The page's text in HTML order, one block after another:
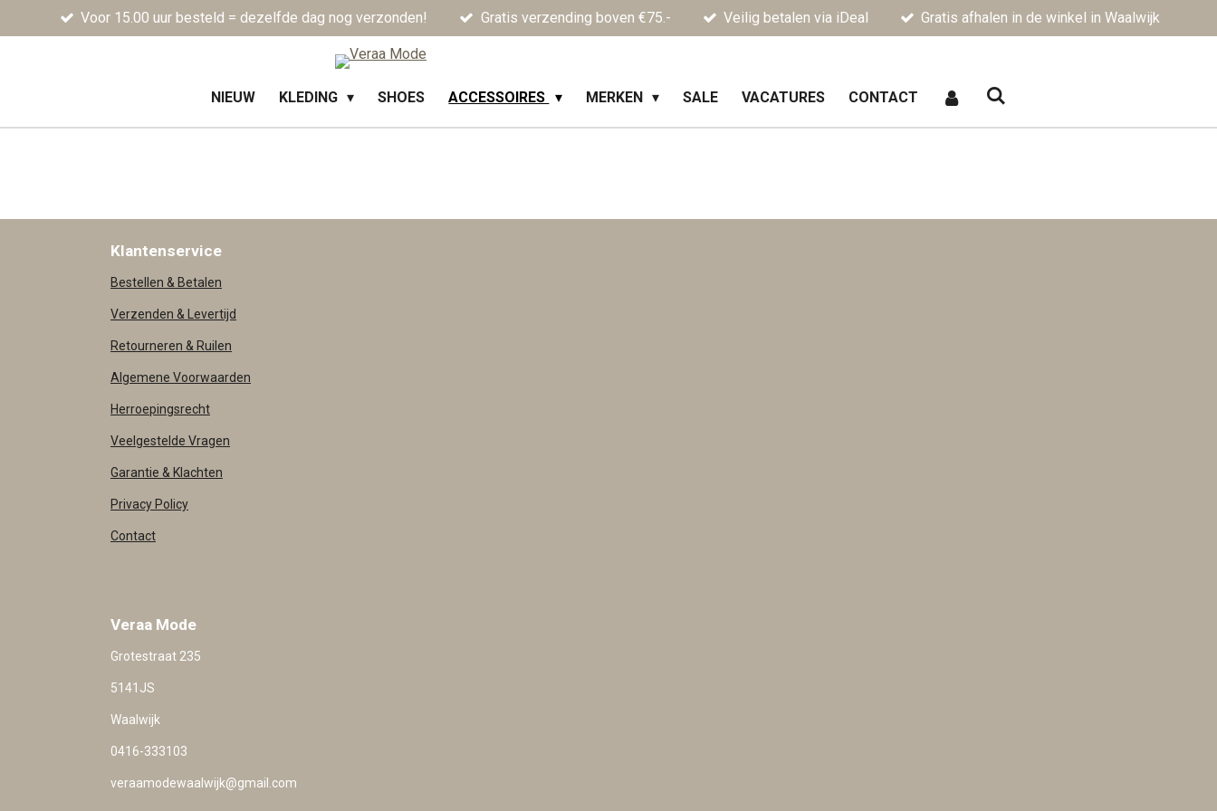
direct
Voor 15.00 uur besteld = dezelfde dag nog verzonden! Gratis verzending boven €75.- Veilig betalen via iDeal Gratis afhalen in de winkel in Waalwijk
NIEUW KLEDING SHOES ACCESSOIRES MERKEN SALE VACATURES CONTACT
Klantenservice
Bestellen & Betalen
Verzenden & Levertijd
Retourneren & Ruilen
Algemene Voorwaarden
Herroepingsrecht
Veelgestelde Vragen
Garantie & Klachten
Privacy Policy
Contact
Veraa Mode
Grotestraat 235
5141JS
Waalwijk
0416-333103
veraamodewaalwijk@gmail.com